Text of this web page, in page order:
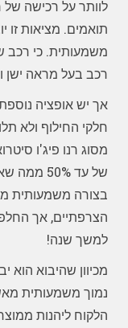
לוותר על רכישה
תואמים. מציאות זו
משמעותית. כי רכב
רכב בעל מראה ישן
אך יש אופציה
חלקי החילוף ולא
מסוג רנו פיג'ו
של עד
בצורה משמעותית
הצרפתיים, אך
למשך שנה!
מכיוון שהיבוא הוא
נמוך משמעותית
הלקוח ליהנות